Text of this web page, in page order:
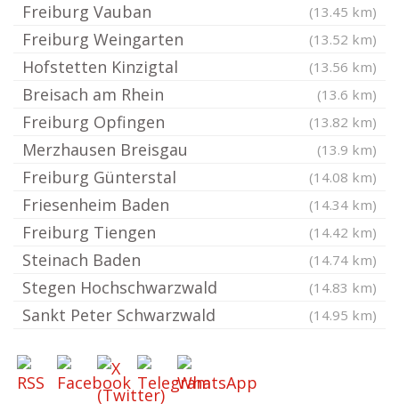
Freiburg Vauban (13.45 km)
Freiburg Weingarten (13.52 km)
Hofstetten Kinzigtal (13.56 km)
Breisach am Rhein (13.6 km)
Freiburg Opfingen (13.82 km)
Merzhausen Breisgau (13.9 km)
Freiburg Günterstal (14.08 km)
Friesenheim Baden (14.34 km)
Freiburg Tiengen (14.42 km)
Steinach Baden (14.74 km)
Stegen Hochschwarzwald (14.83 km)
Sankt Peter Schwarzwald (14.95 km)